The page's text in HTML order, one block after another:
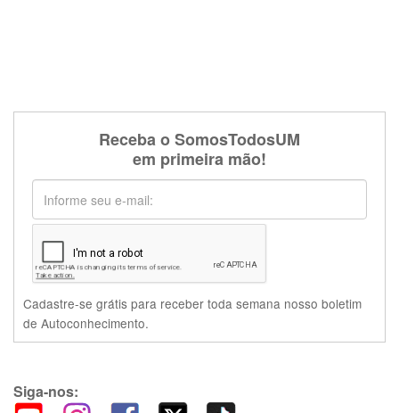
Receba o SomosTodosUM
em primeira mão!
Cadastre-se grátis para receber toda semana nosso boletim
de Autoconhecimento.
Siga-nos: